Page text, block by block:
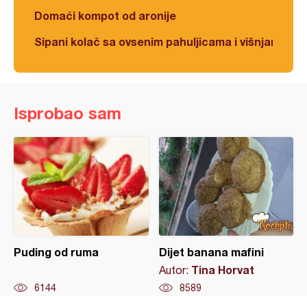
Domaći kompot od aronije
Sipani kolač sa ovsenim pahuljicama i višnjama
Isprobao sam
Puding od ruma
6144
Dijet banana mafini
Autor: Tina Horvat
8589